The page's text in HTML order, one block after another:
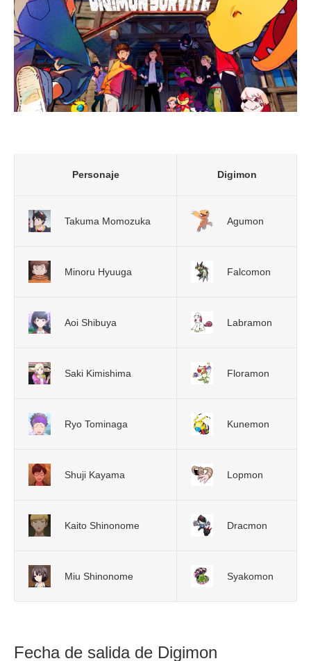
Personaje Digimon
Takuma Momozuka Agumon
Minoru Hyuuga Falcomon
Aoi Shibuya Labramon
Saki Kimishima Floramon
Ryo Tominaga Kunemon
Shuji Kayama Lopmon
Kaito Shinonome Dracmon
Miu Shinonome Syakomon
Fecha de salida de Digimon